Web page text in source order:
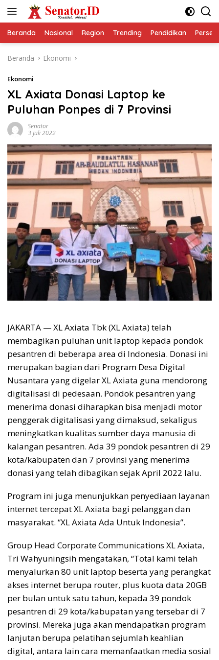
Beranda Nasional Region Trending Pendidikan
Beranda Ekonomi
Ekonomi
XL Axiata Donasi Laptop ke
Puluhan Ponpes di 7 Provinsi
Senator
3 Juli 2022
JAKARTA — XL Axiata Tbk (XL Axiata) telah
membagikan puluhan unit laptop kepada pondok
pesantren di beberapa area di Indonesia. Donasi ini
merupakan bagian dari Program Desa Digital
Nusantara yang digelar XL Axiata guna mendorong
digitalisasi di pedesaan. Pondok pesantren yang
menerima donasi diharapkan bisa menjadi motor
penggerak digitalisasi yang dimaksud, sekaligus
meningkatkan kualitas sumber daya manusia di
kalangan pesantren. Ada 39 pondok pesantren di 29
kota/kabupaten dan 7 provinsi yang menerima
donasi yang telah dibagikan sejak April 2022 lalu.
Program ini juga menunjukkan penyediaan layanan
internet tercepat XL Axiata bagi pelanggan dan
masyarakat. “XL Axiata Ada Untuk Indonesia”.
Group Head Corporate Communications XL Axiata,
Tri Wahyuningsih mengatakan, “Total kami telah
menyalurkan 80 unit laptop beserta yang perangkat
akses internet berupa router, plus kuota data 20GB
per bulan untuk satu tahun, kepada 39 pondok
pesantren di 29 kota/kabupatan yang tersebar di 7
provinsi. Mereka juga akan mendapatkan program
lanjutan berupa pelatihan sejumlah keahlian
digital, antara lain cara memanfaatkan media sosial